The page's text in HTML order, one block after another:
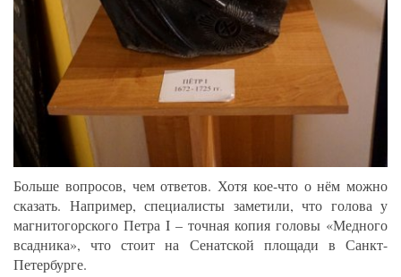
Больше вопросов, чем ответов. Хотя кое-что о нём можно
сказать. Например, специалисты заметили, что голова у
магнитогорского Петра I – точная копия головы «Медного
всадника», что стоит на Сенатской площади в Санкт-
Петербурге.